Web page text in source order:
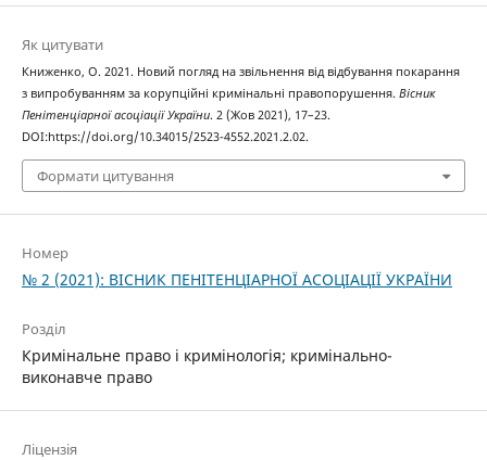
Як цитувати
Книженко, О. 2021. Новий погляд на звільнення від відбування покарання
з випробуванням за корупційні кримінальні правопорушення. Вісник
Пенітенціарної асоціації України. 2 (Жов 2021), 17–23.
DOI:https://doi.org/10.34015/2523-4552.2021.2.02.
Формати цитування
Номер
№ 2 (2021): ВІСНИК ПЕНІТЕНЦІАРНОЇ АСОЦІАЦІЇ УКРАЇНИ
Розділ
Кримінальне право і кримінологія; кримінально-
виконавче право
Ліцензія